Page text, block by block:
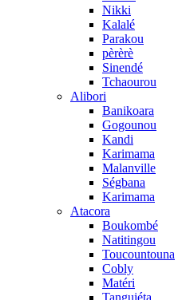
Nikki
Kalalé
Parakou
pèrèrè
Sinendé
Tchaourou
Alibori
Banikoara
Gogounou
Kandi
Karimama
Malanville
Ségbana
Karimama
Atacora
Boukombé
Natitingou
Toucountouna
Cobly
Matéri
Tanguiéta